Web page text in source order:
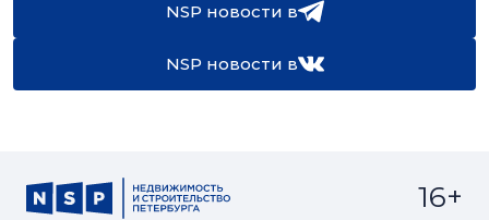
NSP новости в
NSP новости в
16+